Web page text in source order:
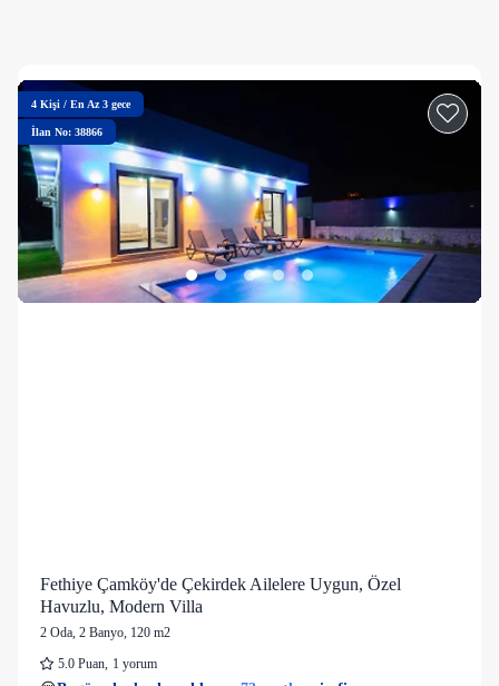
4 Kişi / En Az 3 gece
İlan No: 38866
Fethiye Çamköy'de Çekirdek Ailelere Uygun, Özel
Havuzlu, Modern Villa
2 Oda, 2 Banyo, 120 m2
5.0 Puan, 1 yorum
20 kişi